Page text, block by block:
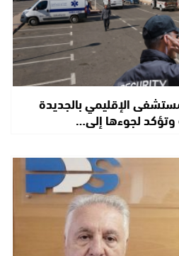
الإقليمي بالجديدة
وتؤكد لجوءها إلى…